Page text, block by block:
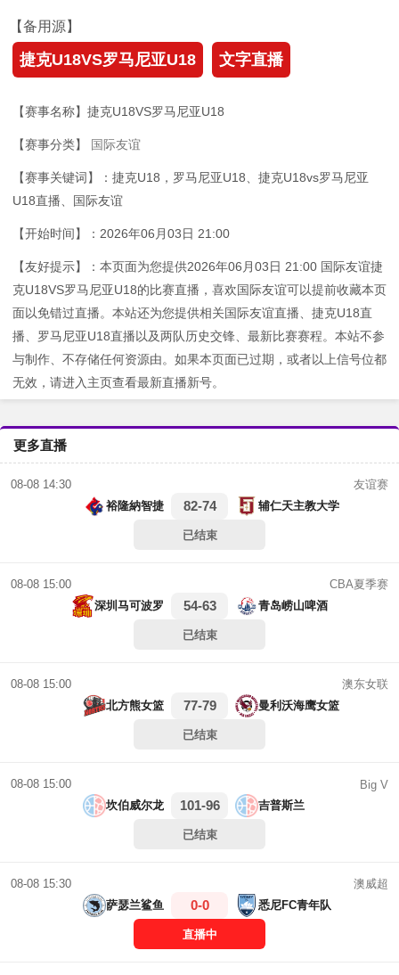
【备用源】
捷克U18VS罗马尼亚U18 文字直播
【赛事名称】捷克U18VS罗马尼亚U18
【赛事分类】 国际友谊
【赛事关键词】：捷克U18，罗马尼亚U18、捷克U18vs罗马尼亚
U18直播、国际友谊
【开始时间】：2026年06月03日 21:00
【友好提示】：本页面为您提供2026年06月03日 21:00 国际友谊捷
克U18VS罗马尼亚U18的比赛直播，喜欢国际友谊可以提前收藏本页
面以免错过直播。本站还为您提供相关国际友谊直播、捷克U18直
播、罗马尼亚U18直播以及两队历史交锋、最新比赛赛程。本站不参
与制作、不存储任何资源由。如果本页面已过期，或者以上信号位都
无效，请进入主页查看最新直播新号。
更多直播
08-08 14:30
友谊赛
裕隆納智捷
82-74 辅仁天主教大学
已结束
08-08 15:00
CBA夏季赛
深圳马可波罗
54-63 青岛崂山啤酒
已结束
08-08 15:00
澳东女联
北方熊女篮
77-79 曼利沃海鹰女篮
已结束
08-08 15:00
Big V
坎伯威尔龙
101-96 吉普斯兰
已结束
08-08 15:30
澳威超
萨瑟兰鲨鱼
0-0 悉尼FC青年队
直播中